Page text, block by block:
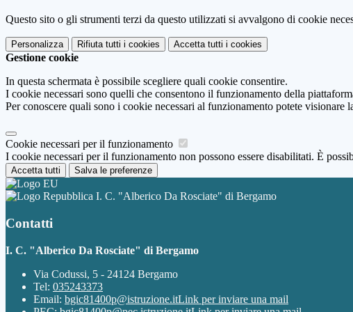
Questo sito o gli strumenti terzi da questo utilizzati si avvalgono di cookie
Personalizza Rifiuta tutti i cookies Accetta tutti i cookies
Gestione cookie
In questa schermata è possibile scegliere quali cookie consentire.
I cookie necessari sono quelli che consentono il funzionamento della
Per conoscere quali sono i cookie necessari al funzionamento potete visionare
Cookie necessari per il funzionamento
I cookie necessari per il funzionamento non possono essere disabilitati. È
Accetta tutti Salva le preferenze
I. C. "Alberico Da Rosciate" di Bergamo
Contatti
I. C. "Alberico Da Rosciate" di Bergamo
Via Codussi, 5 - 24124 Bergamo
Tel: 035243373
Email: bgic81400p@istruzione.itLink per inviare una mail